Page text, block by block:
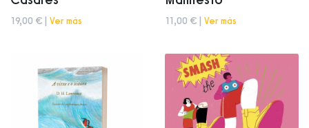
19,00 € | Ver más 11,00 € | Ver más